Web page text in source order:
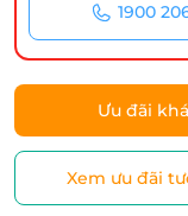
1900
Ưu đãi
Xem ưu đãi